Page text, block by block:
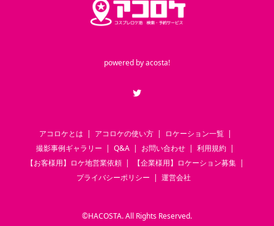
powered byacosta!
アコロケとは アコロケの使い方
ロケーション一覧
撮影事例ギャラリー
Q&A お問い合わせ
利用規約
【お客様用】ロケ地営業依頼
【企業様用】ロケーション募集
プライバシーポリシー
運営会社
©HACOSTA. All Rights Reserved.